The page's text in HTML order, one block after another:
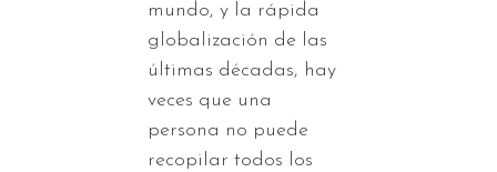
mundo, y la rápida
globalización de las
últimas décadas, hay
veces que una
persona no puede
recopilar todos los